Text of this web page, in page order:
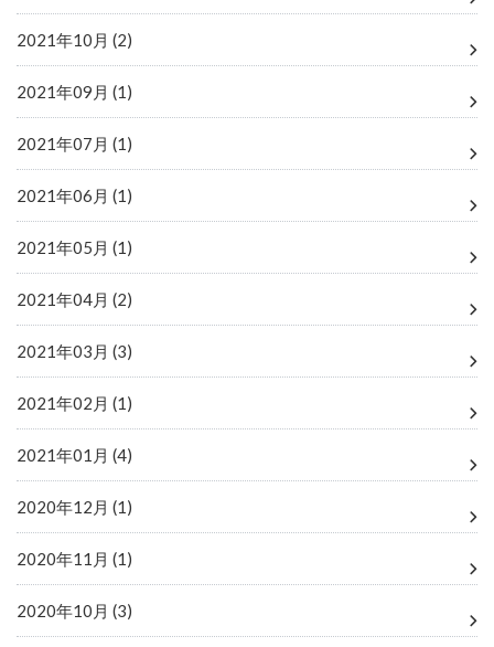
2021年10月 (2)
2021年09月 (1)
2021年07月 (1)
2021年06月 (1)
2021年05月 (1)
2021年04月 (2)
2021年03月 (3)
2021年02月 (1)
2021年01月 (4)
2020年12月 (1)
2020年11月 (1)
2020年10月 (3)